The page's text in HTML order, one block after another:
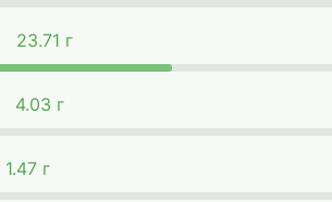
23.71 г
4.03 г
1.47 г